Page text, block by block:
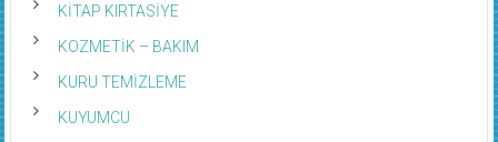
KİTAP KIRTASİYE
KOZMETİK – BAKIM
KURU TEMİZLEME
KUYUMCU